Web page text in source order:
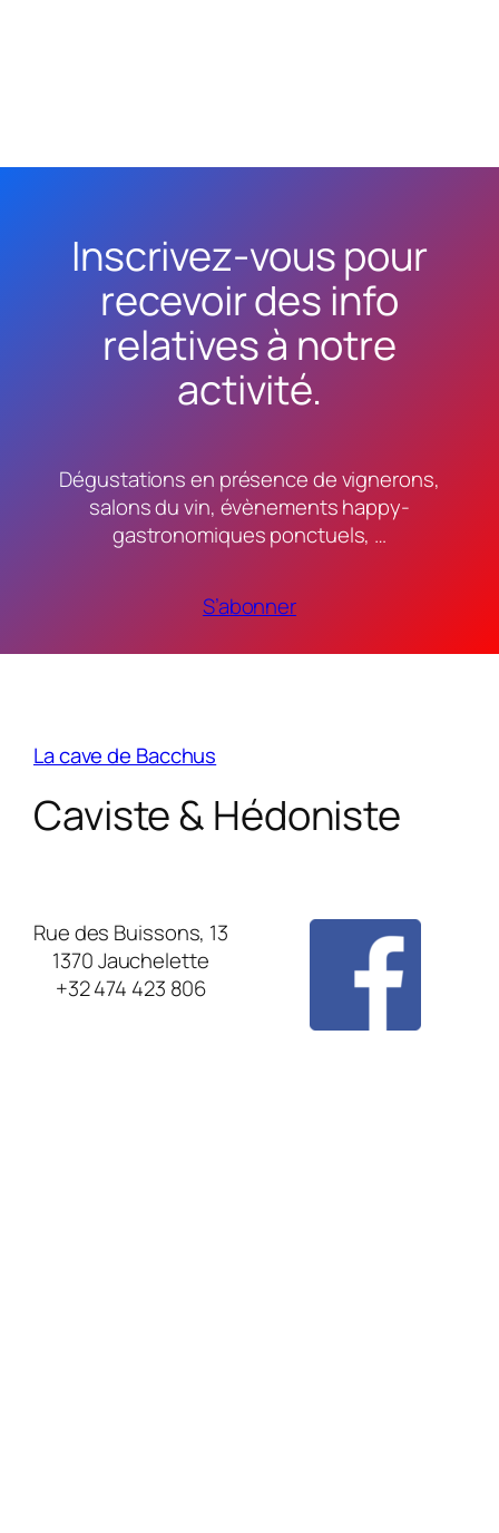
Inscrivez-vous pour
recevoir des info
relatives à notre
activité.
Dégustations en présence de vignerons,
salons du vin, évènements happy-
gastronomiques ponctuels, …
S’abonner
La cave de Bacchus
Caviste & Hédoniste
Rue des Buissons, 13
1370 Jauchelette
+32 474 423 806